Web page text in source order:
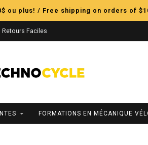
ou plus! / Free shipping on orders of
Retours Faciles
FORMATIONS EN MÉCANIQUE